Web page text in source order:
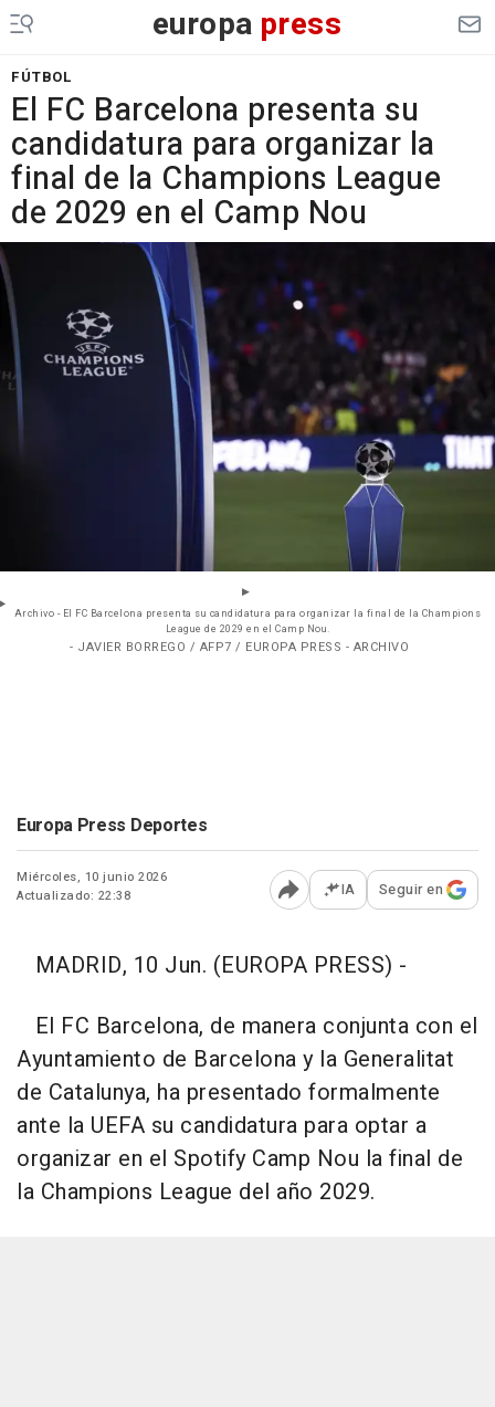
europa press
FÚTBOL
El FC Barcelona presenta su
candidatura para organizar la
final de la Champions League
de 2029 en el Camp Nou
Archivo - El FC Barcelona presenta su candidatura para organizar la final de la Champions
League de 2029 en el Camp Nou.
- JAVIER BORREGO / AFP7 / EUROPA PRESS - ARCHIVO
Europa Press Deportes
Miércoles, 10 junio 2026
Actualizado: 22:38
Abrir opciones para
IA Seguir en
MADRID, 10 Jun. (EUROPA PRESS) -
El FC Barcelona, de manera conjunta con el
Ayuntamiento de Barcelona y la Generalitat
de Catalunya, ha presentado formalmente
ante la UEFA su candidatura para optar a
organizar en el Spotify Camp Nou la final de
la Champions League del año 2029.